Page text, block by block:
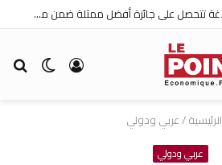
الفنانة التونسية آية باللآغة تتحصل على جائزة أفضل ممثلة ضمن مهرجان عمان السينمائي الدولي
الوضع تسجيل
الرئيسية/عربي ودولي
عربي ودولي